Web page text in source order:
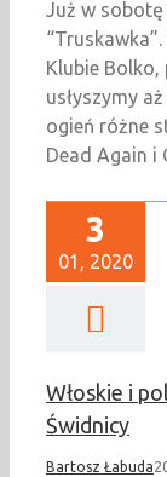
Już w
Klubie
usłyszymy
ogień różne
Dead Again i
3
01, 2020
Włoskie i
Świdnicy
Bartosz Łabuda